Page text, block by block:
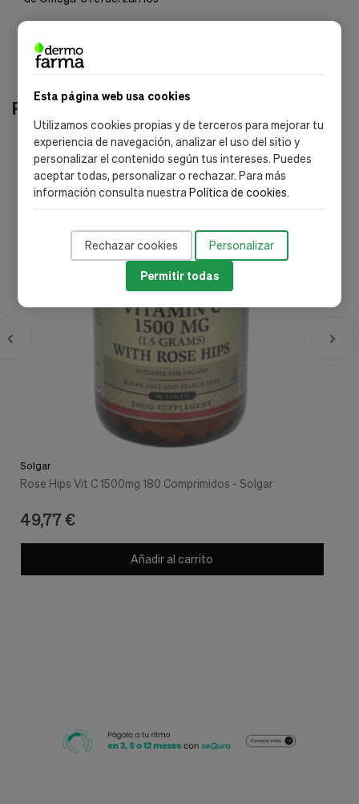
Esta página web usa cookies
Utilizamos cookies propias y de terceros para mejorar tu
experiencia de navegación, analizar el uso del sitio y
personalizar el contenido según tus intereses. Puedes
aceptar todas, personalizar o rechazar. Para más
información consulta nuestraPolítica de cookies.
Rechazar cookies Personalizar
Permitir todas
Productos relacionados
envío gratis
Solgar
Rose Hips Vit C 1500mg 180 Comprimidos - Solgar
49,77 €
Añadir al carrito